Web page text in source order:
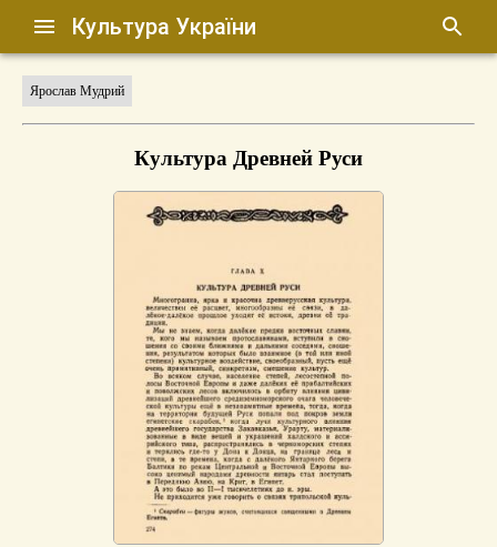
Культура України
Ярослав Мудрий
Культура Древней Руси